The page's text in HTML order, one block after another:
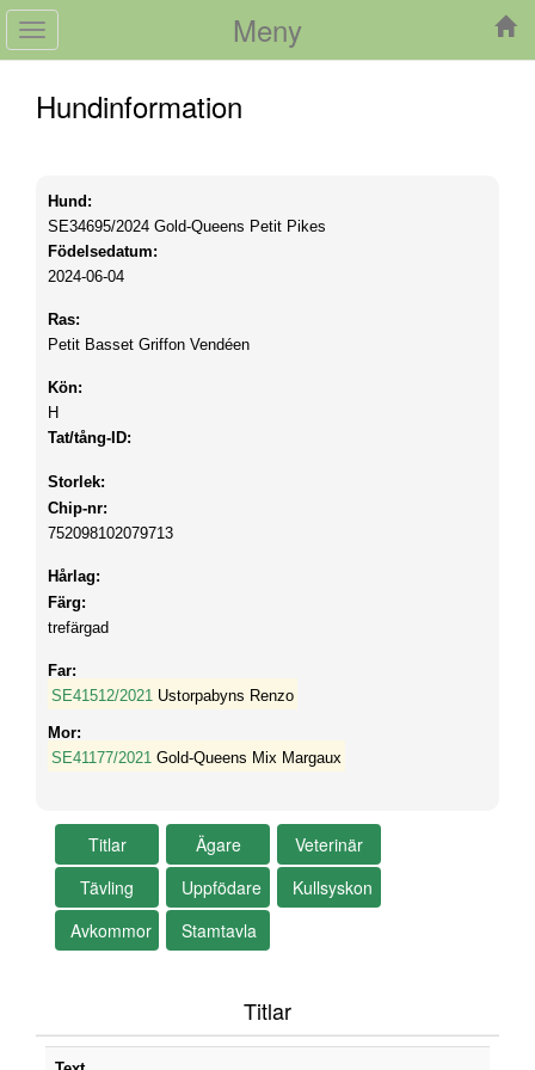
Meny
Toggle
navigation
Hundinformation
Hund:
SE34695/2024 Gold-Queens Petit Pikes
Födelsedatum:
2024-06-04
Ras:
Petit Basset Griffon Vendéen
Kön:
H
Tat/tång-ID:
Storlek:
Chip-nr:
752098102079713
Hårlag:
Färg:
trefärgad
Far:
SE41512/2021 Ustorpabyns Renzo
Mor:
SE41177/2021 Gold-Queens Mix Margaux
Titlar